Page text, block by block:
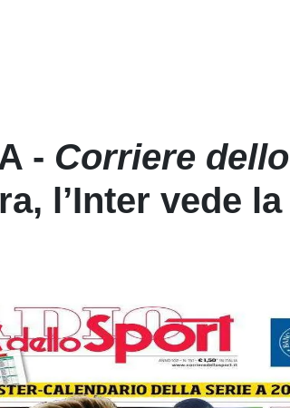
- Corriere dello
l’Inter vede la